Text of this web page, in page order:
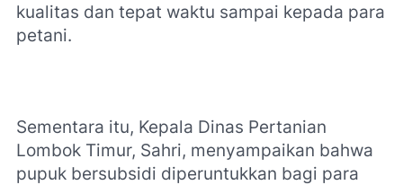
kualitas dan tepat waktu sampai kepada para
petani.
Sementara itu, Kepala Dinas Pertanian
Lombok Timur, Sahri, menyampaikan bahwa
pupuk bersubsidi diperuntukkan bagi para